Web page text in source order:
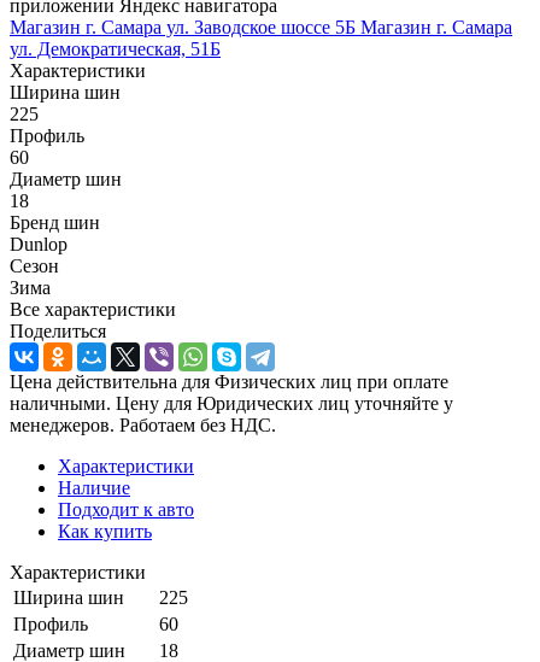
приложении Яндекс навигатора
Магазин г. Самара ул. Заводское шоссе 5Б Магазин г. Самара
ул. Демократическая, 51Б
Характеристики
Ширина шин
225
Профиль
60
Диаметр шин
18
Бренд шин
Dunlop
Сезон
Зима
Все характеристики
Поделиться
Цена действительна для Физических лиц при оплате
наличными. Цену для Юридических лиц уточняйте у
менеджеров. Работаем без НДС.
Характеристики
Наличие
Подходит к авто
Как купить
Характеристики
Ширина шин
225
Профиль
60
Диаметр шин
18